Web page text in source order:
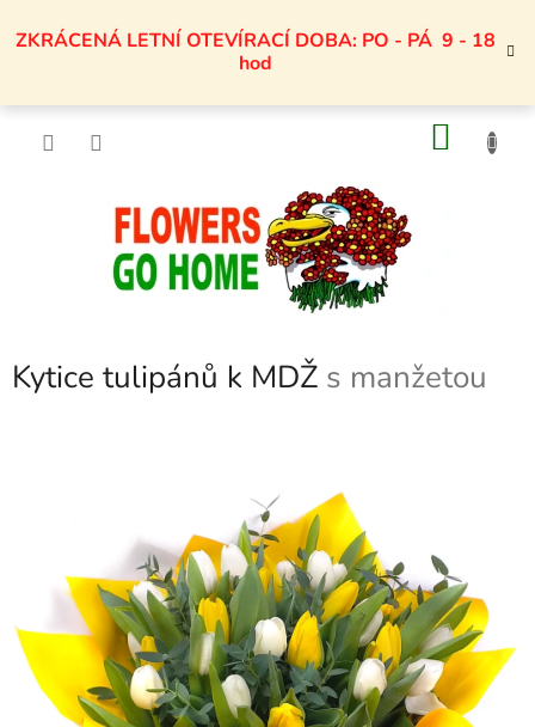
naZKRÁCENÁ LETNÍ OTEVÍRACÍ DOBA: PO - PÁ 9 - 18
hod
Kytice tulipánů k MDŽ s manžetou